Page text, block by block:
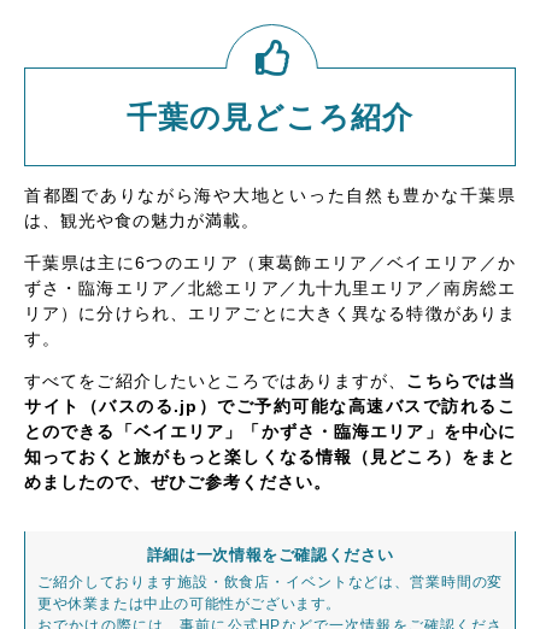
千葉の見どころ紹介
首都圏でありながら海や大地といった自然も豊かな千葉県
は、観光や食の魅力が満載。
千葉県は主に6つのエリア（東葛飾エリア／ベイエリア／か
ずさ・臨海エリア／北総エリア／九十九里エリア／南房総エ
リア）に分けられ、エリアごとに大きく異なる特徴がありま
す。
すべてをご紹介したいところではありますが、 こちらでは当
サイト（バスのる.jp）でご予約可能な高速バスで訪れるこ
とのできる「ベイエリア」「かずさ・臨海エリア」を中心に
知っておくと旅がもっと楽しくなる情報（見どころ）をまと
めましたので、ぜひご参考ください。
詳細は一次情報をご確認ください
ご紹介しております施設・飲食店・イベントなどは、営業時間の変
更や休業または中止の可能性がございます。
おでかけの際には、事前に公式HPなどで一次情報をご確認くださ